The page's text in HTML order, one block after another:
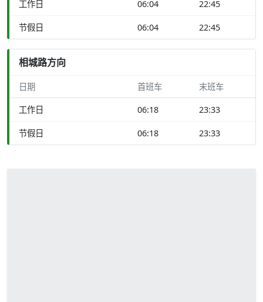
工作日 06:04 22:45
节假日 06:04 22:45
相城路方向
日期 首班车 末班车
工作日 06:18 23:33
节假日 06:18 23:33